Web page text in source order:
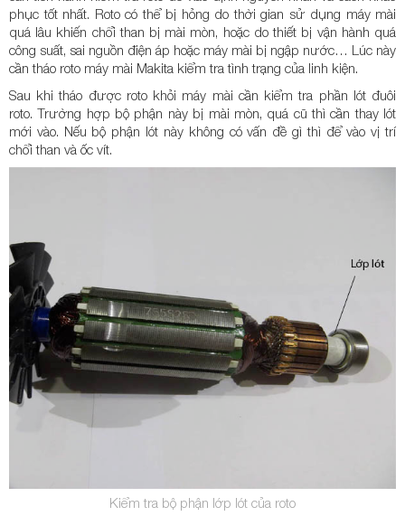
phục tốt nhất. Roto có thể bị hỏng do thời gian sử dụng máy mài
quá lâu khiến chổi than bị mài mòn, hoặc do thiết bị vận hành quá
công suất, sai nguồn điện áp hoặc máy mài bị ngập nước… Lúc này
cần tháo roto máy mài Makita kiểm tra tình trạng của linh kiện.
Sau khi tháo được roto khỏi máy mài cần kiểm tra phần lót đuôi
roto. Trường hợp bộ phận này bị mài mòn, quá cũ thì cần thay lót
mới vào. Nếu bộ phận lót này không có vấn đề gì thì để vào vị trí
chổi than và ốc vít.
Kiểm tra bộ phận lớp lót của roto